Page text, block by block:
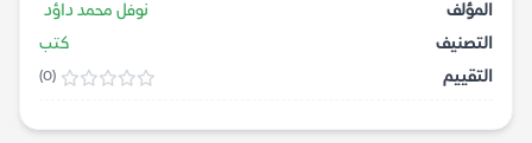
المؤلف
نوفل محمد داؤد
التصنيف
كتب
التقييم
(0)